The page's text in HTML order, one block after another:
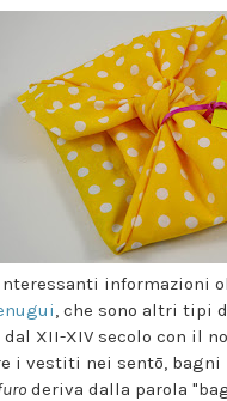
informazioni
, che sono altri tipi
XII-XIV secolo con il
i vestiti nei sentō,
deriva dalla parola